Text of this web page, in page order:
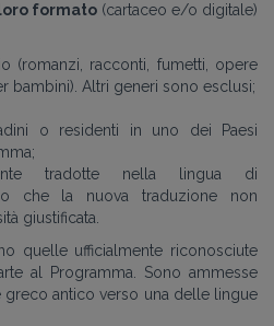
formato (cartaceo e/o digitale)
(romanzi, racconti, fumetti, opere
bambini). Altri generi sono esclusi;
o residenti in uno dei Paesi
tradotte nella lingua di
che la nuova traduzione non
giustificata.
quelle ufficialmente riconosciute
al Programma. Sono ammesse
antico verso una delle lingue